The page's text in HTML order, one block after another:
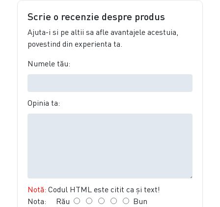
Scrie o recenzie despre produs
Ajuta-i si pe altii sa afle avantajele acestuia,
povestind din experienta ta.
Numele tău:
Opinia ta:
Notă: Codul HTML este citit ca şi text!
Nota: Rău
Bun